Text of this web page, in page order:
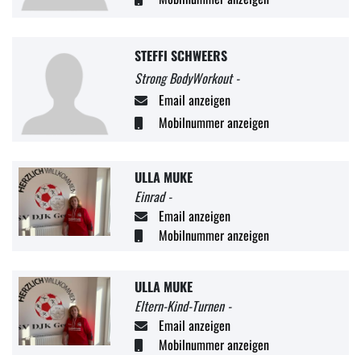
STEFFI SCHWEERS
Strong BodyWorkout -
Email anzeigen
Mobilnummer anzeigen
ULLA MUKE
Einrad -
Email anzeigen
Mobilnummer anzeigen
ULLA MUKE
Eltern-Kind-Turnen -
Email anzeigen
Mobilnummer anzeigen